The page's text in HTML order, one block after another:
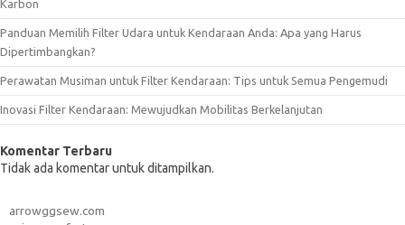
Karbon
Panduan Memilih Filter Udara untuk Kendaraan Anda: Apa yang Harus
Dipertimbangkan?
Perawatan Musiman untuk Filter Kendaraan: Tips untuk Semua Pengemudi
Inovasi Filter Kendaraan: Mewujudkan Mobilitas Berkelanjutan
Komentar Terbaru
Tidak ada komentar untuk ditampilkan.
arrowggsew.com